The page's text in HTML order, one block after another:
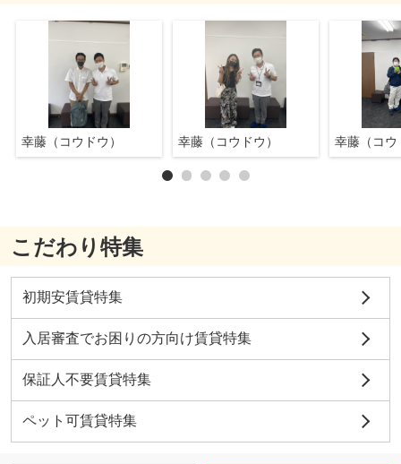
幸藤（コウドウ） 幸藤（コウドウ） 幸藤（コウ
こだわり特集
初期安賃貸特集
入居審査でお困りの方向け賃貸特集
保証人不要賃貸特集
ペット可賃貸特集